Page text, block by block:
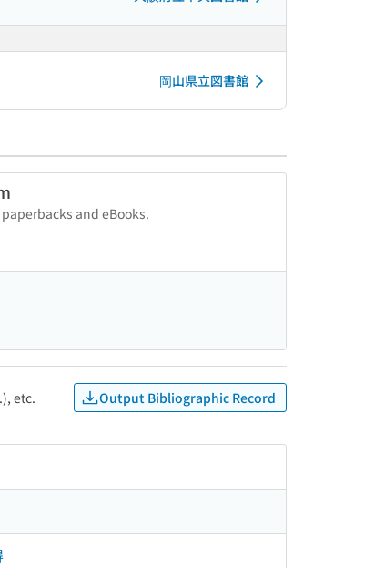
岡山県立図書館
and eBooks.
etc. Output Bibliographic Record